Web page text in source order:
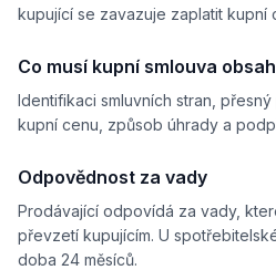
ustanovení
platnosti a účinnosti dnem
prohlašují, že si smlouvu přečetly,
   dne
............................
kupující se zavazuje zaplatit kupní
Co musí kupní smlouva
Identifikaci smluvních stran,
kupní cenu, způsob úhrady a
Odpovědnost za vady
Prodávající odpovídá za vady,
převzetí kupujícím. U
doba 24 měsíců.